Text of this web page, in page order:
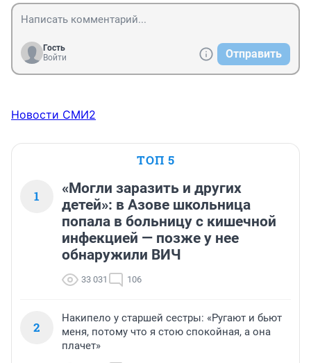
Гость
Войти
Отправить
Новости СМИ2
ТОП 5
1
«Могли заразить и других
детей»: в Азове школьница
попала в больницу с кишечной
инфекцией — позже у нее
обнаружили ВИЧ
33 031 106
2
Накипело у старшей сестры: «Ругают и бьют
меня, потому что я стою спокойная, а она
плачет»